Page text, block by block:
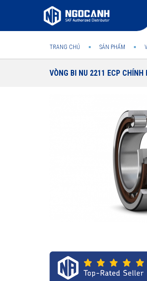
TRANG CHỦ SẢN PHẨM
VÒNG BI NU 2211 ECP CHÍNH